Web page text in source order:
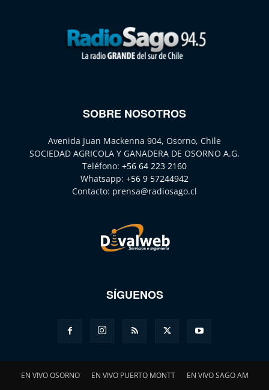
SOBRE NOSOTROS
Avenida Juan Mackenna 904, Osorno, Chile
SOCIEDAD AGRICOLA Y GANADERA DE OSORNO A.G.
Teléfono: +56 64 223 2160
Whatsapp: +56 9 57244942
Contacto: prensa@radiosago.cl
SÍGUENOS
EN VIVO OSORNO EN VIVO PUERTO MONTT EN VIVO SAGO AM